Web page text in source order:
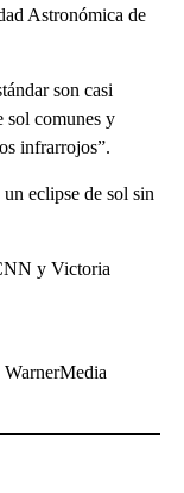
Astronómica de
son casi
sol comunes y
infrarrojos”.
eclipse de sol sin
y Victoria
NOTIFICATIONS ABOUT